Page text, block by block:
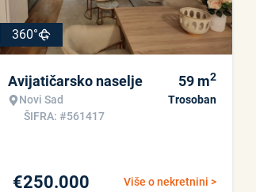
360°
Avijatičarsko naselje
Novi Sad
ŠIFRA: #561417
59 m2
Trosoban
Više o nekretnini >
€250.000